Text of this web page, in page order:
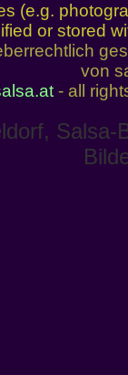
(e.g.
or stored
von
- all